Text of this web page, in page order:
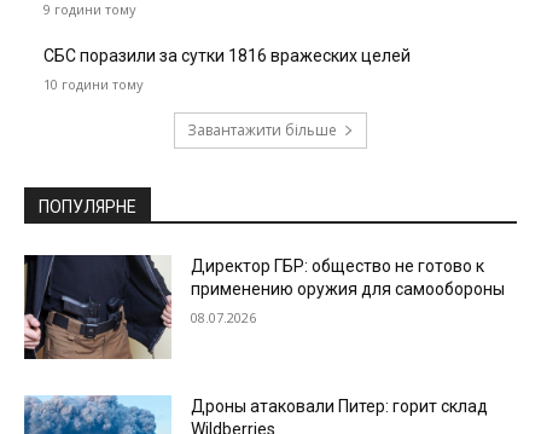
9 години тому
СБС поразили за сутки 1816 вражеских целей
10 години тому
Завантажити більше
ПОПУЛЯРНЕ
Директор ГБР: общество не готово к
применению оружия для самообороны
08.07.2026
Дроны атаковали Питер: горит склад
Wildberries